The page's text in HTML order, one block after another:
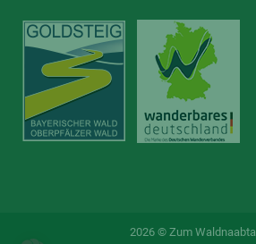
2026 © Zum Waldnaabtal